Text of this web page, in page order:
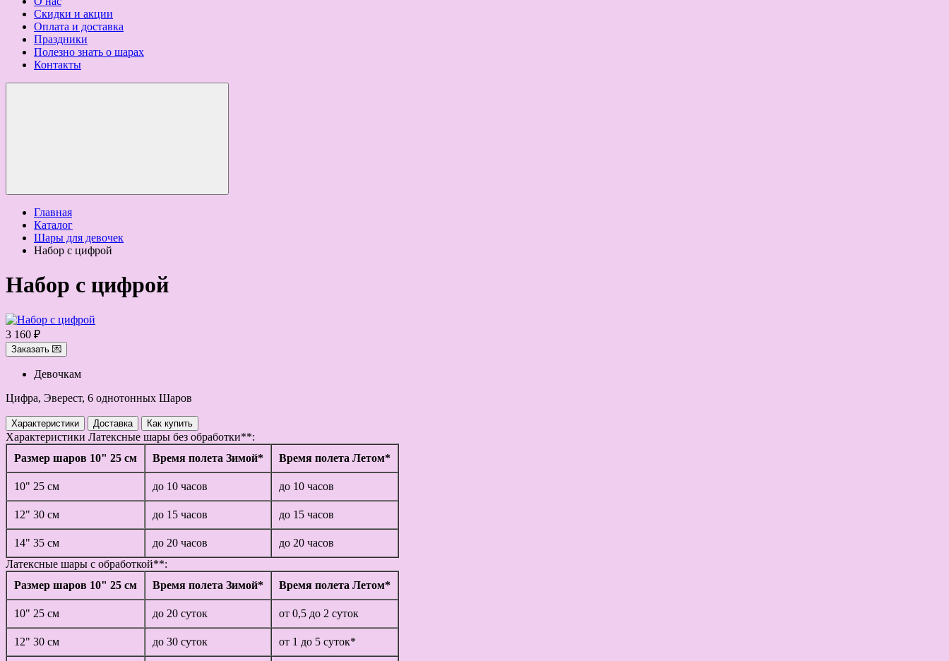
Скидки и акции
Оплата и доставка
Праздники
Полезно знать о шарах
Контакты
Главная
Каталог
Шары для девочек
Набор с цифрой
Набор с цифрой
3 160 ₽
Заказать 💌
Девочкам
Цифра, Эверест, 6 однотонных Шаров
Характеристики Доставка Как купить
Характеристики Латексные шары без обработки**:
Размер шаров 10" 25 см
Время полета Зимой* Время полета Летом*
10" 25 см до 10 часов до 10 часов
12" 30 см до 15 часов до 15 часов
14" 35 см до 20 часов
до 20 часов
Латексные шары с обработкой**:
Размер шаров 10" 25 см
Время полета Зимой* Время полета Летом*
10" 25 см до 20 суток от 0,5 до 2 суток
12" 30 см до 30 суток от 1 до 5 суток*